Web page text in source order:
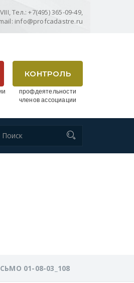
Тел.: +7(495) 365-09-49,
mail: info@profcadastre.ru
КОНТРОЛЬ
профдеятельности
членов ассоциации
01-08-03_108